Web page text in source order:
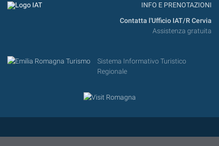
INFO E PRENOTAZIONI
Contatta l'Ufficio IAT/R Cervia
Assistenza gratuita
Sistema Informativo Turistico
Regionale